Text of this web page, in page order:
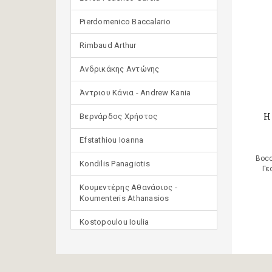
Pierdomenico Baccalario
Rimbaud Arthur
Ανδρικάκης Αντώνης
Άντριου Κάνια - Andrew Kania
Βερνάρδος Χρήστος
Efstathiou Ioanna
Kondilis Panagiotis
Κουμεντέρης Αθανάσιος -
Koumenteris Athanasios
Kostopoulou Ioulia
(μετάφραση)
Η